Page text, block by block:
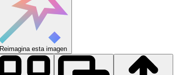
Reimagina esta imagen